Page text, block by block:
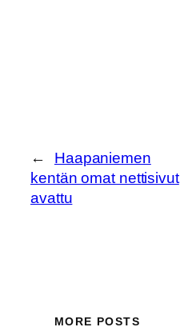
←
Haapaniemen
kentän omat nettisivut
avattu
MORE POSTS